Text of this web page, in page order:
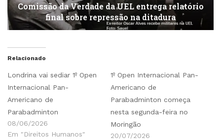
Comissão da Verdade da UEL entrega relatório
final sobre repressão na ditadura
Relacionado
Londrina vai sediar 1º Open
Internacional Pan-
Americano de
Parabadminton
08/06/2026
Em "Direitos Humanos"
1º Open Internacional Pan-
Americano de
Parabadminton começa
nesta segunda-feira no
Moringão
20/07/2026